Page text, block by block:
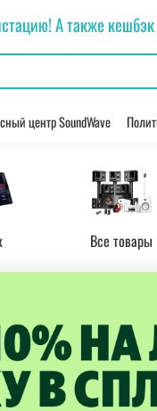
А также
центр SoundWave
Все товары